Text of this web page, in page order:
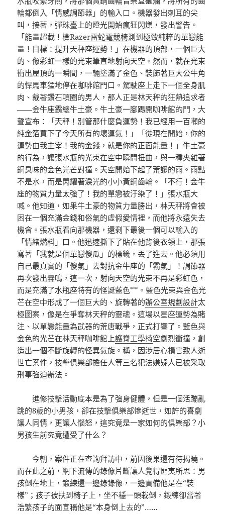
輪都倒入「情感調節器」的輸入口。機器發出刺耳的尖
叫，接著，彈珠臺上的燈光開始瘋狂閃爍，發出警告。
「能量超載！檢Razer雷蛇電競椅測到極致純粹的單戀能
量！目標：提升天秤座運勢！」在機器的頂部，一個巨大
的、像彩虹一樣的光束筆直地射向天空。然而，就在光束
衝出屋頂的一瞬間，一輛塗滿了金色、裝飾著巨大公牛角
的悍馬車猛地停在咖啡館門口。駕駛座上走下一個全身肌
肉、戴著鑽石項圈的男人，那人正是林天秤的狂熱追求者
——金牛座霸總牛土豪。牛土豪一腳踢開咖啡館的門，大
聲宣布：「天秤！別管那什麼負運勢！我已經用一百噸的
純金箔買下了今天所有的壞運氣！」「從現在開始，你的
運勢由我主宰！我的金錢，就是你的正面能量！」牛土豪
的行為，讓張水瓶的光束在空中瞬間扭曲，與一種夾雜著
銅臭味的金色光芒對撞。天空開始下起了荒謬的雨。雨點
不是水，而是閃耀著淚光的小小黃銅齒輪。「不行！金牛
座的物質力量太強了！我的單戀被汙染了！」張水瓶大
喊。他知道，如果牛土豪的物質力量勝出，林天秤將會被
困在一個充滿金錢和俗氣的虛假愛情裡，而他將永遠失去
機會。張水瓶看向那機器，還剩下最後一個可以輸入的
「情緒燃料」口。他迅速撕下了貼在他背後衣領上，那張
寫著「我就是個單戀傻瓜」的標籤，丟了進去。他必須用
自己最真實的「傻氣」去對抗金牛座的「霸氣」！調節器
再次發出轟鳴，這一次，射向天空的光束不再是彩虹色，
而是充滿了水瓶座特有的怪誕藍色**。藍色光束與金色光
芒在空中形成了一個巨大的、旋轉著的辦公室規劃設計太
極圖案，像是在爭奪林天秤的靈魂。這場以星座運勢為賭
注、以單戀能量為武器的荒唐戰爭，正式打響了。藍色與
金色的光芒在林天秤咖啡館上護脊工學椅空劇烈衝撞，創
造出一個不斷旋轉的怪異氣旋。稱，因涉居心損害致人逝
世亡案件，技擊俱樂部擔任人等三名犯法嫌疑人已被采取
刑事強迫辦法。
進修技擊活動底本是為了強身健體，但是一個活蹦亂
跳的8歲的小男孩，卻在技擊俱樂部慘逝世，如許的喜劇
讓人同情，更讓人惱怒，這究竟是一家如何的俱樂部？小
男孩生前究竟遭受了什么？
今朝，案件正在查詢拜訪中，前因後果還有待揭曉。
而在此之前，網下流傳的錄像片斷讓人覺得匪夷所思：男
孩倒在地上，鍛練還一邊錄錄像，一邊責備他是在“裝
樣”；孩子被扶到椅子上，坐不穩一頭栽倒，鍛練卻當著
浩繁孩子的面宣稱他是“本身倒上去的”……